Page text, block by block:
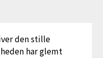
den stille
har glemt